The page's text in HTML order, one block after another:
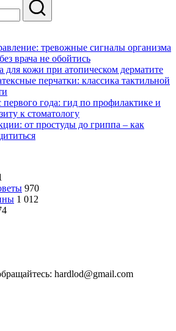
тревожные сигналы организма
врача не обойтись
для кожи при атопическом дерматите
перчатки: классика тактильной
года: гид по профилактике и
к стоматологу
от простуды до гриппа – как
970
1 012
hardlod@gmail.com